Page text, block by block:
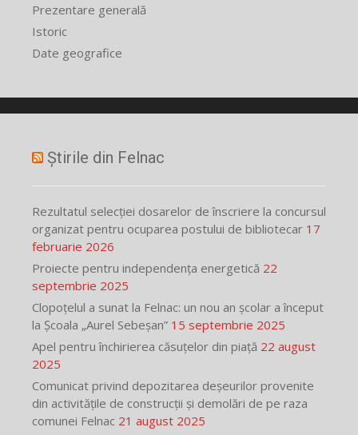
Prezentare generală
Istoric
Date geografice
Știrile din Felnac
Rezultatul selecției dosarelor de înscriere la concursul
organizat pentru ocuparea postului de bibliotecar 17
februarie 2026
Proiecte pentru independența energetică 22
septembrie 2025
Clopoțelul a sunat la Felnac: un nou an școlar a început
la Școala „Aurel Sebeșan” 15 septembrie 2025
Apel pentru închirierea căsuțelor din piață 22 august
2025
Comunicat privind depozitarea deșeurilor provenite
din activitățile de construcții și demolări de pe raza
comunei Felnac 21 august 2025